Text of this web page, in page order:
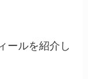
ールを紹介し